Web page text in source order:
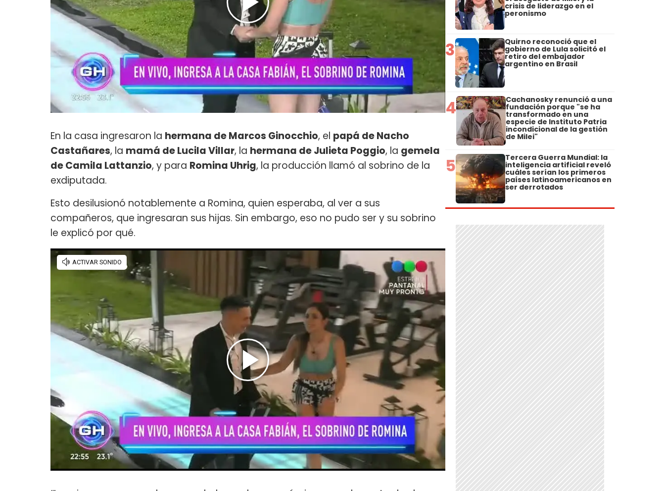
En la casa ingresaron la hermana de Marcos Ginocchio, el papá de Nacho
Castañares, la mamá de Lucila Villar, la hermana de Julieta Poggio, la gemela
de Camila Lattanzio, y para Romina Uhrig, la producción llamó al sobrino de la
exdiputada.
Esto desilusionó notablemente a Romina, quien esperaba, al ver a sus
compañeros, que ingresaran sus hijas. Sin embargo, eso no pudo ser y su sobrino
le explicó por qué.
crisis de liderazgo en el
peronismo
3 Quirno reconoció que el
gobierno de Lula solicitó el
retiro del embajador
argentino en Brasil
4 Cachanosky renunció a una
fundación porque "se ha
transformado en una
especie de Instituto Patria
incondicional de la gestión
de Milei"
5 Tercera Guerra Mundial: la
inteligencia artificial reveló
cuáles serían los primeros
países latinoamericanos en
ser derrotados